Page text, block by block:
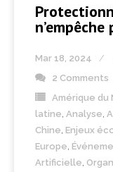
Mar 18, 2024
2 Comments
Amérique du
latine Analyse
Chine Enjeux
Europe
Artificielle